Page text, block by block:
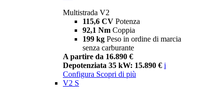
Multistrada V2
115,6 CV Potenza
92,1 Nm Coppia
199 kg Peso in ordine di marcia
senza carburante
A partire da 16.890 €
Depotenziata 35 kW: 15.890 € i
Configura Scopri di più
V2 S